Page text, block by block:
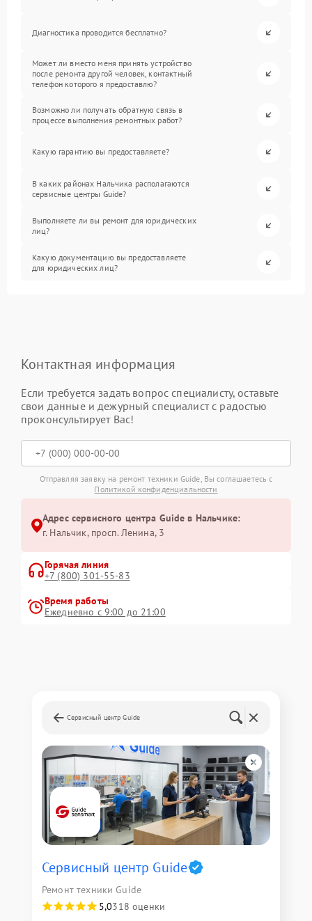
Диагностика проводится бесплатно?
Может ли вместо меня принять устройство
после ремонта другой человек, контактный
телефон которого я предоставлю?
Возможно ли получать обратную связь в
процессе выполнения ремонтных работ?
Какую гарантию вы предоставляете?
В каких районах Нальчика располагаются
сервисные центры Guide?
Выполняете ли вы ремонт для юридических
лиц?
Какую документацию вы предоставляете
для юридических лиц?
Контактная информация
Если требуется задать вопрос специалисту, оставьте
свои данные и дежурный специалист с радостью
проконсультирует Вас!
Отправляя заявку на ремонт техники Guide, Вы соглашаетесь с
Политикой конфиденциальности
Адрес сервисного центра Guide в Нальчике:
г. Нальчик, просп. Ленина, 3
Горячая линия
+7 (800) 301-55-83
Время работы
Ежедневно с 9:00 до 21:00
Сервисный центр Guide
Сервисный центр Guide
Ремонт техники Guide
5,0318 оценки